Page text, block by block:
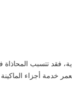
فقد تتسبب
خدمة أجزاء